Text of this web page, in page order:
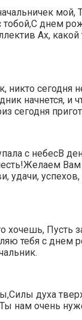
мой,
днем
Ах,
никто сегодня
начнется, и
сегодня
с небесВ
удачи,
хочешь, Пусть
тебя с днем
духа
нам очень